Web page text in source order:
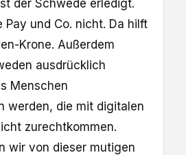
der Schwede erledigt.
Pay und Co. nicht. Da hilft
Krone. Außerdem
ausdrücklich
Menschen
werden, die mit digitalen
zurechtkommen.
wir von dieser mutigen